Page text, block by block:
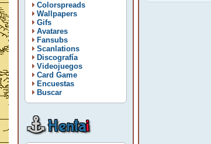
Colorspreads
Wallpapers
Gifs
Avatares
Fansubs
Scanlations
Discografía
Videojuegos
Card Game
Encuestas
Buscar
Hentai